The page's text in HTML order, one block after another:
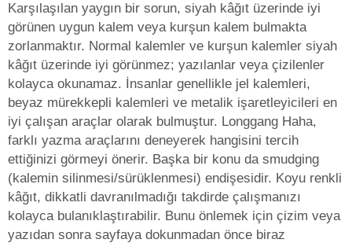
Karşılaşılan yaygın bir sorun, siyah kâğıt üzerinde iyi
görünen uygun kalem veya kurşun kalem bulmakta
zorlanmaktır. Normal kalemler ve kurşun kalemler siyah
kâğıt üzerinde iyi görünmez; yazılanlar veya çizilenler
kolayca okunamaz. İnsanlar genellikle jel kalemleri,
beyaz mürekkepli kalemleri ve metalik işaretleyicileri en
iyi çalışan araçlar olarak bulmuştur. Longgang Haha,
farklı yazma araçlarını deneyerek hangisini tercih
ettiğinizi görmeyi önerir. Başka bir konu da smudging
(kalemin silinmesi/sürüklenmesi) endişesidir. Koyu renkli
kâğıt, dikkatli davranılmadığı takdirde çalışmanızı
kolayca bulanıklaştırabilir. Bunu önlemek için çizim veya
yazıdan sonra sayfaya dokunmadan önce biraz